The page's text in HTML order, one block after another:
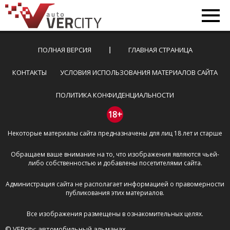
ПОЛНАЯ ВЕРСИЯ ГЛАВНАЯ СТРАНИЦА
КОНТАКТЫ УСЛОВИЯ ИСПОЛЬЗОВАНИЯ МАТЕРИАЛОВ САЙТА
ПОЛИТИКА КОНФИДЕНЦИАЛЬНОСТИ
18+
Некоторые материалы сайта предназначены для лиц 18 лет и старше
Обращаем ваше внимание на то, что изображения являются чьей-
либо собственностью и добавлены посетителями сайта.
Администрация сайта не располагает информацией о правомерности
публикования этих материалов.
Все изображения размещены в ознакомительных целях.